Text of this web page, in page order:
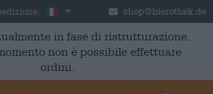
Italia shop@bierothek.de
in fase di ristrutturazione.
non è possibile effettuare
ordini.